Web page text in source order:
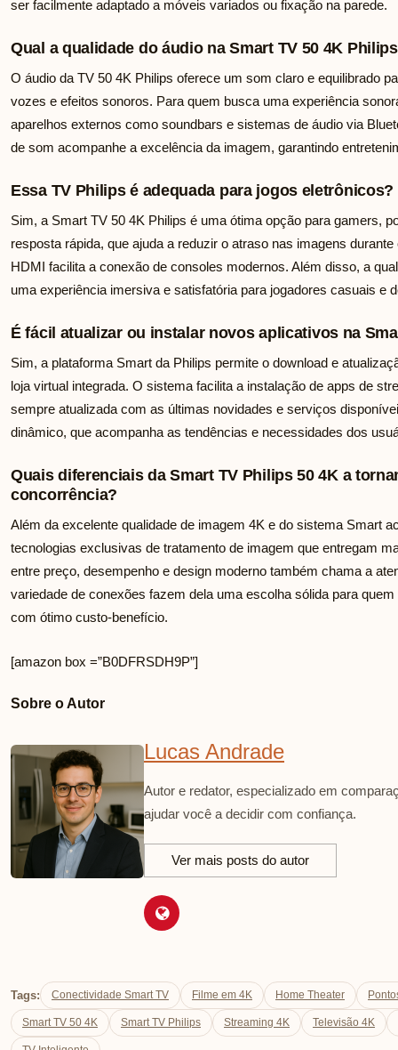
ser facilmente adaptado a móveis variados ou fixação na parede.
Qual a qualidade do áudio na Smart TV 50 4K
O áudio da TV 50 4K Philips oferece um som claro e equilibrado
vozes e efeitos sonoros. Para quem busca uma experiência
aparelhos externos como soundbars e sistemas de áudio via
de som acompanhe a excelência da imagem, garantindo
Essa TV Philips é adequada para jogos eletrônicos?
Sim, a Smart TV 50 4K Philips é uma ótima opção para gamers,
resposta rápida, que ajuda a reduzir o atraso nas imagens
HDMI facilita a conexão de consoles modernos. Além disso, a
uma experiência imersiva e satisfatória para jogadores casuais e
É fácil atualizar ou instalar novos aplicativos na
Sim, a plataforma Smart da Philips permite o download e
loja virtual integrada. O sistema facilita a instalação de apps de
sempre atualizada com as últimas novidades e serviços
dinâmico, que acompanha as tendências e necessidades dos
Quais diferenciais da Smart TV Philips 50 4K a
concorrência?
Além da excelente qualidade de imagem 4K e do sistema Smart
tecnologias exclusivas de tratamento de imagem que entregam
entre preço, desempenho e design moderno também chama a
variedade de conexões fazem dela uma escolha sólida para
com ótimo custo-benefício.
[amazon box =”B0DFRSDH9P”]
Sobre o Autor
Lucas Andrade
Autor e redator, especializado em
ajudar você a decidir com confiança.
Ver mais posts do autor
Tags: Conectividade Smart TV Filme em 4K Home Theater
Smart TV 50 4K Smart TV Philips Streaming 4K Televisão 4K